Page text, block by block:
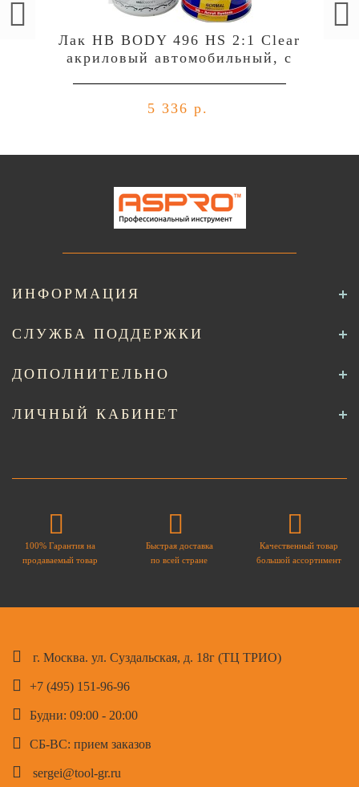
Лак HB BODY 496 HS 2:1 Clear
акриловый автомобильный, c
5 336 р.
ИНФОРМАЦИЯ
СЛУЖБА ПОДДЕРЖКИ
ДОПОЛНИТЕЛЬНО
ЛИЧНЫЙ КАБИНЕТ
100% Гарантия на
продаваемый товар
Быстрая доставка
по всей стране
Качественный товар
большой ассортимент
г. Москва. ул. Суздальская, д. 18г (ТЦ ТРИО)
+7 (495) 151-96-96
Будни: 09:00 - 20:00
СБ-ВС: прием заказов
sergei@tool-gr.ru